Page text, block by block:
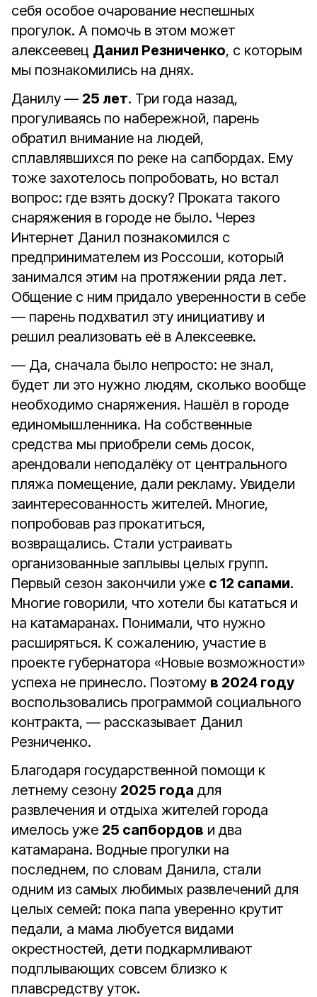
себя особое очарование неспешных
прогулок. А помочь в этом может
алексеевец Данил Резниченко, с которым
мы познакомились на днях.
Данилу — 25 лет. Три года назад,
прогуливаясь по набережной, парень
обратил внимание на людей,
сплавлявшихся по реке на сапбордах. Ему
тоже захотелось попробовать, но встал
вопрос: где взять доску? Проката такого
снаряжения в городе не было. Через
Интернет Данил познакомился с
предпринимателем из Россоши, который
занимался этим на протяжении ряда лет.
Общение с ним придало уверенности в себе
— парень подхватил эту инициативу и
решил реализовать её в Алексеевке.
— Да, сначала было непросто: не знал,
будет ли это нужно людям, сколько вообще
необходимо снаряжения. Нашёл в городе
единомышленника. На собственные
средства мы приобрели семь досок,
арендовали неподалёку от центрального
пляжа помещение, дали рекламу. Увидели
заинтересованность жителей. Многие,
попробовав раз прокатиться,
возвращались. Стали устраивать
организованные заплывы целых групп.
Первый сезон закончили уже с 12 сапами.
Многие говорили, что хотели бы кататься и
на катамаранах. Понимали, что нужно
расширяться. К сожалению, участие в
проекте губернатора «Новые возможности»
успеха не принесло. Поэтому в 2024 году
воспользовались программой социального
контракта, — рассказывает Данил
Резниченко.
Благодаря государственной помощи к
летнему сезону 2025 года для
развлечения и отдыха жителей города
имелось уже 25 сапбордов и два
катамарана. Водные прогулки на
последнем, по словам Данила, стали
одним из самых любимых развлечений для
целых семей: пока папа уверенно крутит
педали, а мама любуется видами
окрестностей, дети подкармливают
подплывающих совсем близко к
плавсредству уток.